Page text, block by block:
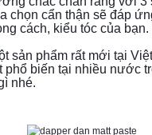
chọn cẩn thận sẽ đáp
cách, kiểu tóc của bạn.
sản phẩm rất mới tại
phổ biến tại nhiều nước
nhé.